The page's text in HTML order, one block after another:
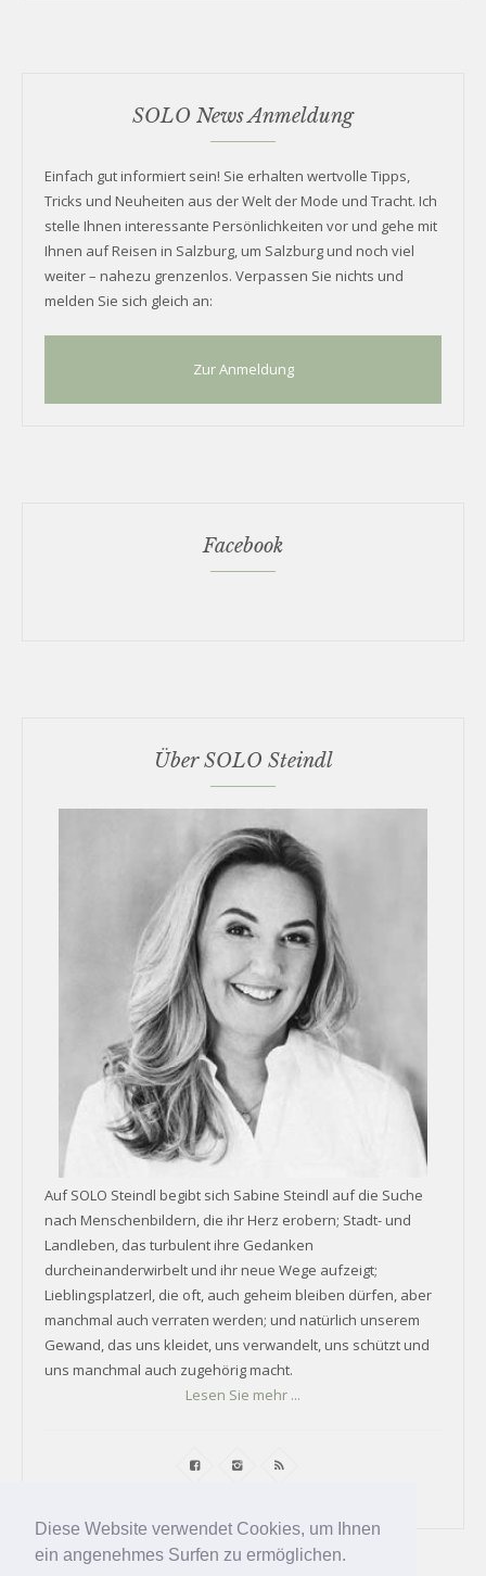
Diese Website verwendet Cookies, um Ihnen
ein angenehmes Surfen zu ermöglichen.
SOLO News Anmeldung
Einfach gut informiert sein! Sie erhalten wertvolle Tipps,
Tricks und Neuheiten aus der Welt der Mode und Tracht. Ich
stelle Ihnen interessante Persönlichkeiten vor und gehe mit
Ihnen auf Reisen in Salzburg, um Salzburg und noch viel
weiter – nahezu grenzenlos. Verpassen Sie nichts und
melden Sie sich gleich an:
Zur Anmeldung
Facebook
Über SOLO Steindl
Auf SOLO Steindl begibt sich Sabine Steindl auf die Suche
nach Menschenbildern, die ihr Herz erobern; Stadt- und
Landleben, das turbulent ihre Gedanken
durcheinanderwirbelt und ihr neue Wege aufzeigt;
Lieblingsplatzerl, die oft, auch geheim bleiben dürfen, aber
manchmal auch verraten werden; und natürlich unserem
Gewand, das uns kleidet, uns verwandelt, uns schützt und
uns manchmal auch zugehörig macht.
Lesen Sie mehr ...